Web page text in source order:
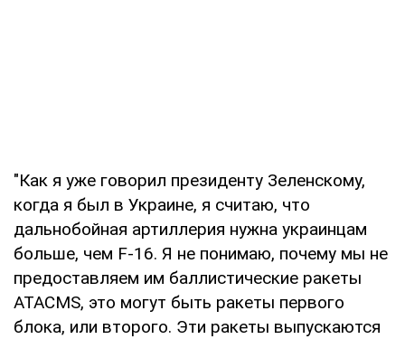
"Как я уже говорил президенту Зеленскому,
когда я был в Украине, я считаю, что
дальнобойная артиллерия нужна украинцам
больше, чем F-16. Я не понимаю, почему мы не
предоставляем им баллистические ракеты
ATACMS, это могут быть ракеты первого
блока, или второго. Эти ракеты выпускаются